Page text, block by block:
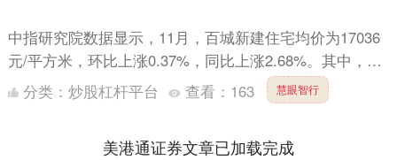
中指研究院数据显示，11月，百城新建住宅均价为17036
元/平方米，环比上涨0.37%，同比上涨2.68%。其中，一
线城市新建住宅价格环比上涨0.75%，同比上....
分类： 炒股杠杆平台 查看： 163 慧眼智行
美港通证券文章已加载完成